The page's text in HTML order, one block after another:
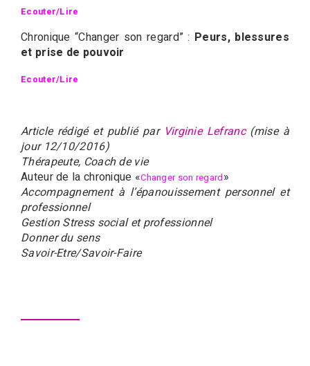
Ecouter/Lire
Chronique “Changer son regard” : Peurs, blessures
et prise de pouvoir
Ecouter/Lire
Article rédigé et publié par Virginie Lefranc(mise à
jour 12/10/2016)
Thérapeute, Coach de vie
Auteur de la chronique «Changer son regard»
Accompagnement à l’épanouissement personnel et
professionnel
Gestion Stress social et professionnel
Donner du sens
Savoir-Etre/Savoir-Faire